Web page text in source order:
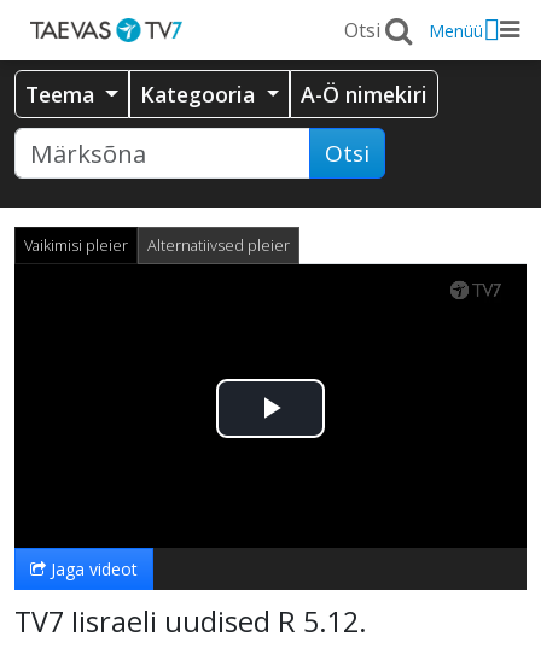
Menüü
Teema Kategooria A-Ö nimekiri
Otsi
Vaikimisi pleier Alternatiivsed pleier
Esita
Jaga videot
TV7 Iisraeli uudised R 5.12.